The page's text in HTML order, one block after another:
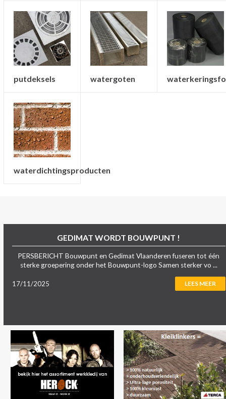
putdeksels watergoten
waterdichtingsproducten
GEDIMAT WORDT BOUWPUNT !
PERSBERICHT Bouwpunt en Gedimat Vlaanderen fuseren tot één
sterke groepering onder het Bouwpunt-logo Samen sterker vo ...
17/11/2025 LEES MEER